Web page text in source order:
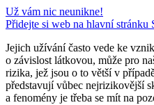
Už vám nic neunikne!
Přidejte si web na hlavní stránku
Jejich užívání často vede ke
o závislost látkovou, může pro
rizika, jež jsou o to větší v
představují vůbec nejrizikovější
a fenomény je třeba se mít na